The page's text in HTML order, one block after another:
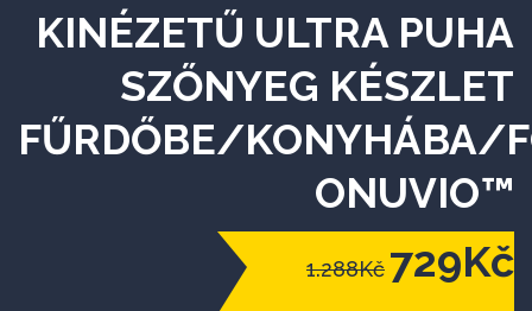
KINÉZETŰ ULTRA PUHA
SZŐNYEG KÉSZLET
FŰRDŐBE/KONYHÁBA/
ONUVIO™
1.288Kč 729Kč